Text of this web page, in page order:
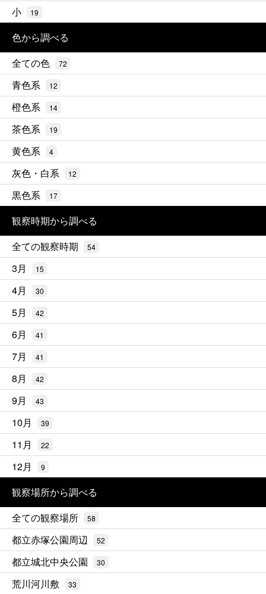
小 19
色から調べる
全ての色
72
青色系 12
橙色系 14
茶色系 19
黄色系 4
灰色・白系 12
黒色系 17
観察時期から調べる
全ての観察時期
54
3月 15
4月 30
5月 42
6月 41
7月 41
8月 42
9月 43
10月 39
11月 22
12月 9
観察場所から調べる
全ての観察場所
58
都立赤塚公園周辺 52
都立城北中央公園 30
荒川河川敷 33